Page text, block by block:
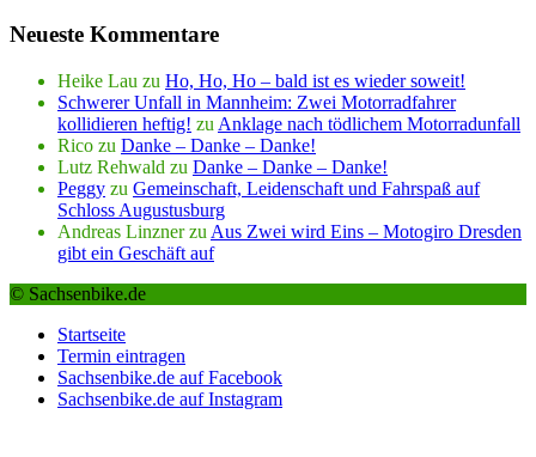
Neueste Kommentare
Heike Lau zu Ho, Ho, Ho – bald ist es wieder soweit!
Schwerer Unfall in Mannheim: Zwei Motorradfahrer
kollidieren heftig! zu Anklage nach tödlichem Motorradunfall
Rico zu Danke – Danke – Danke!
Lutz Rehwald zu Danke – Danke – Danke!
Peggy zu Gemeinschaft, Leidenschaft und Fahrspaß auf
Schloss Augustusburg
Andreas Linznerzu Aus Zwei wird Eins – Motogiro Dresden
gibt ein Geschäft auf
© Sachsenbike.de
Startseite
Termin eintragen
Sachsenbike.de auf Facebook
Sachsenbike.de auf Instagram